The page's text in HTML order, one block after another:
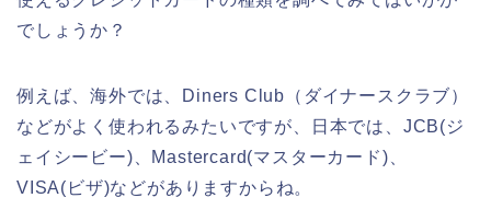
でしょうか？
例えば、海外では、Diners Club（ダイナースクラブ）
などがよく使われるみたいですが、日本では、JCB(ジ
ェイシービー)、Mastercard(マスターカード)、
VISA(ビザ)などがありますからね。